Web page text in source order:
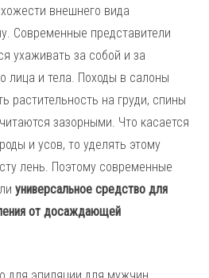
внешнего вида
Современные представители
ухаживать за собой и за
лица и тела. Походы в салоны
растительность на груди, спины
зазорными. Что касается
и усов, то уделять этому
лень. Поэтому современные
универсальное средство для
от досаждающей